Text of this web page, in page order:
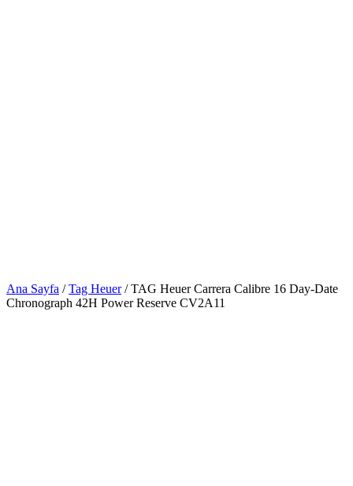
Ana Sayfa /Tag Heuer/ TAG Heuer Carrera Calibre 16 Day-Date
Chronograph 42H Power Reserve CV2A11